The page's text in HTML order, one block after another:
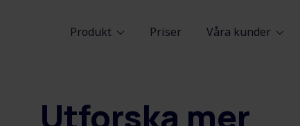
Produkt Priser Våra kunder
Utforska mer